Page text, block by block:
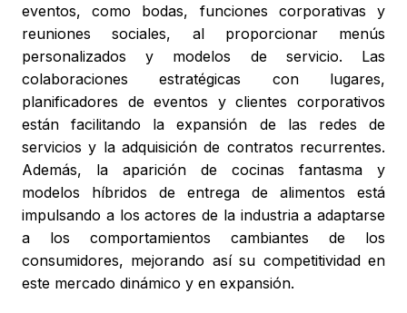
eventos, como bodas, funciones corporativas y
reuniones sociales, al proporcionar menús
personalizados y modelos de servicio. Las
colaboraciones estratégicas con lugares,
planificadores de eventos y clientes corporativos
están facilitando la expansión de las redes de
servicios y la adquisición de contratos recurrentes.
Además, la aparición de cocinas fantasma y
modelos híbridos de entrega de alimentos está
impulsando a los actores de la industria a adaptarse
a los comportamientos cambiantes de los
consumidores, mejorando así su competitividad en
este mercado dinámico y en expansión.